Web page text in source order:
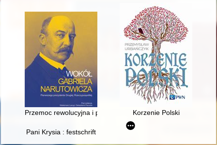
Przemoc rewolucyjna i przemoc kontrrewolucyjna na
Korzenie Polski
Pani Krysia : festschrift